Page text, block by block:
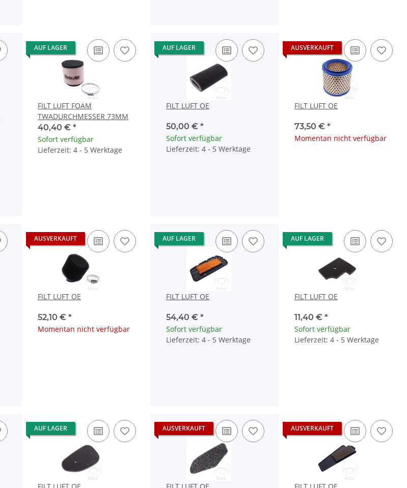
AUF LAGER
FILT LUFT FOAM
TWADURCHMESSER 73MM
40,40 € *
Sofort verfügbar
Lieferzeit: 4 - 5 Werktage
AUF LAGER
FILT LUFT OE
50,00 € *
Sofort verfügbar
Lieferzeit: 4 - 5 Werktage
AUSVERKAUFT
FILT LUFT OE
73,50 € *
Momentan nicht verfügbar
AUSVERKAUFT
FILT LUFT OE
52,10 € *
Momentan nicht verfügbar
AUF LAGER
FILT LUFT OE
54,40 € *
Sofort verfügbar
Lieferzeit: 4 - 5 Werktage
AUF LAGER
FILT LUFT OE
11,40 € *
Sofort verfügbar
Lieferzeit: 4 - 5 Werktage
AUF LAGER AUSVERKAUFT AUSVERKAUFT